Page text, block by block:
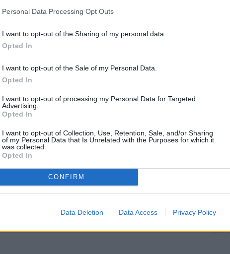
Personal Data Processing Opt Outs
I want to opt-out of the Sharing of my personal data.
Opted In
I want to opt-out of the Sale of my Personal Data.
Opted In
I want to opt-out of processing my Personal Data for Targeted
Advertising.
Opted In
I want to opt-out of Collection, Use, Retention, Sale, and/or Sharing
of my Personal Data that Is Unrelated with the Purposes for which it
was collected.
Opted In
CONFIRM
Data Deletion Data Access Privacy Policy